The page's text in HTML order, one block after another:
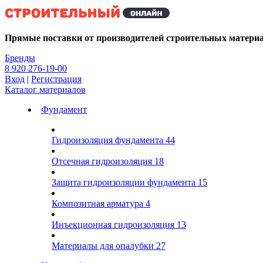
Kg
Прямые поставки от производителей строительных
Бренды
8 920 276-19-00
Вход | Регистрация
Каталог материалов
Фундамент
Гидроизоляция фундамента 44
Отсечная гидроизоляция 18
Защита гидроизоляции фундамента 15
Композитная арматура 4
Инъекционная гидроизоляция 13
Материалы для опалубки 27